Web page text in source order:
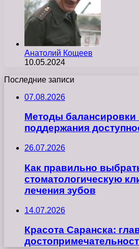
Анатолий Кощеев
10.05.2024
Последние записи
07.08.2026
Методы балансировки
поддержания
26.07.2026
Как правильно
стоматологическую
лечения зубов
14.07.2026
Красота Саранска: